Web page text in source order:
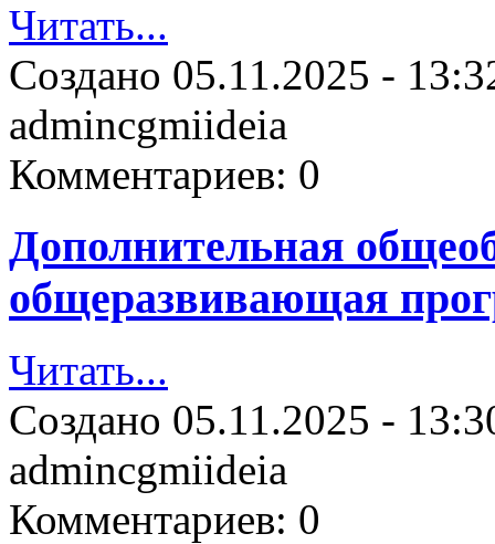
Читать...
Создано 05.11.2025 -
admincgmiideia
Комментариев: 0
Дополнительная
общеразвивающая
Читать...
Создано 05.11.2025 -
admincgmiideia
Комментариев: 0